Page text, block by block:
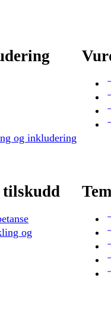
og inkludering
tilskudd
og